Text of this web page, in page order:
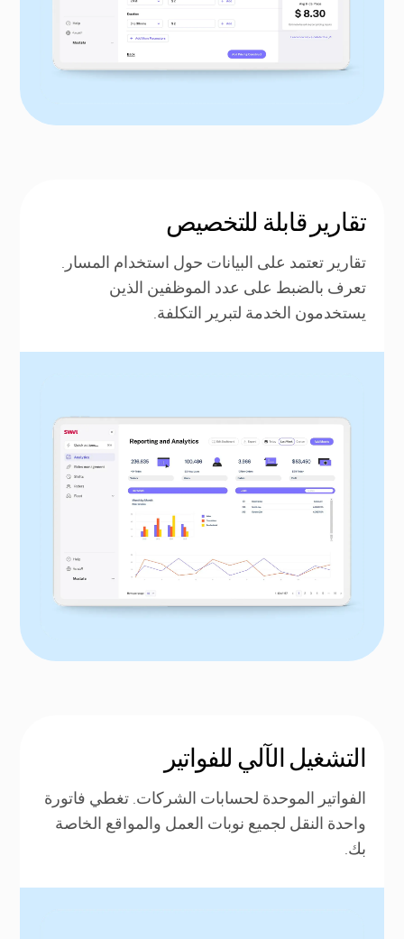
تقارير قابلة للتخصيص
تقارير تعتمد على البيانات حول استخدام المسار.
تعرف بالضبط على عدد الموظفين الذين
يستخدمون الخدمة لتبرير التكلفة.
التشغيل الآلي للفواتير
الفواتير الموحدة لحسابات الشركات. تغطي فاتورة
واحدة النقل لجميع نوبات العمل والمواقع الخاصة
بك.